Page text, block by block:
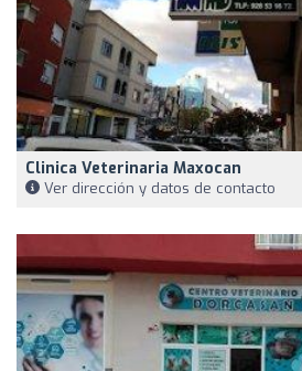
Clinica Veterinaria Maxocan
Ver dirección y datos de contacto